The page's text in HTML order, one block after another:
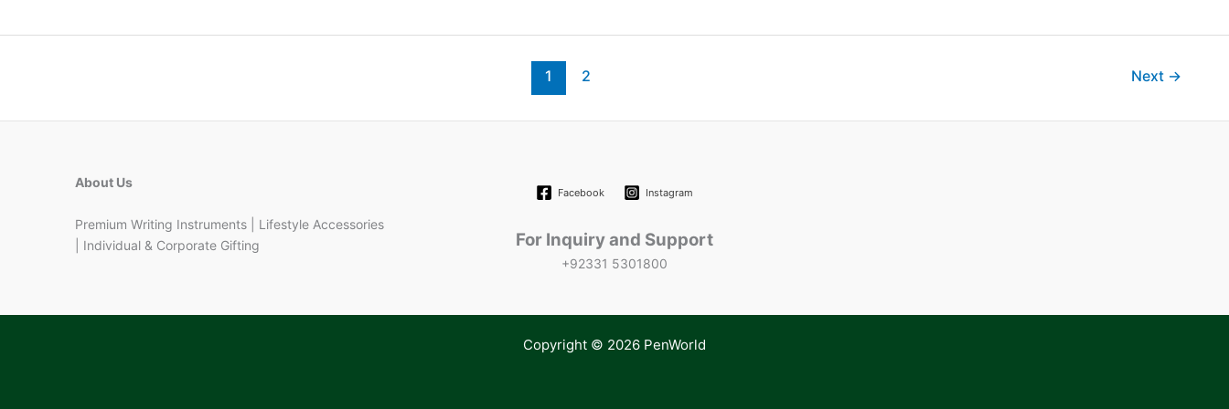
1 2 Next →
About Us
Premium Writing Instruments | Lifestyle Accessories
| Individual & Corporate Gifting
Facebook Instagram
For Inquiry and Support
+92331 5301800
Copyright © 2026 PenWorld